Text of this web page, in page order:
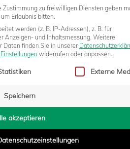
DREI PUNKTE!"
eine überzeugende Leistung und
Vorne haben wir einen eiskalten
sicher nicht auf dem höchsten
Zustimmung zu freiwilligen Diensten geben
Erlaubnis bitten.
werden (z. B. IP-Adressen), z. B. für
Anzeigen- und Inhaltsmessung. Weitere
Daten finden Sie in unserer
Einstellungen widerrufen oder anpassen.
für die eine Einwilligung erteilt
Externe
Speichern
akzeptieren